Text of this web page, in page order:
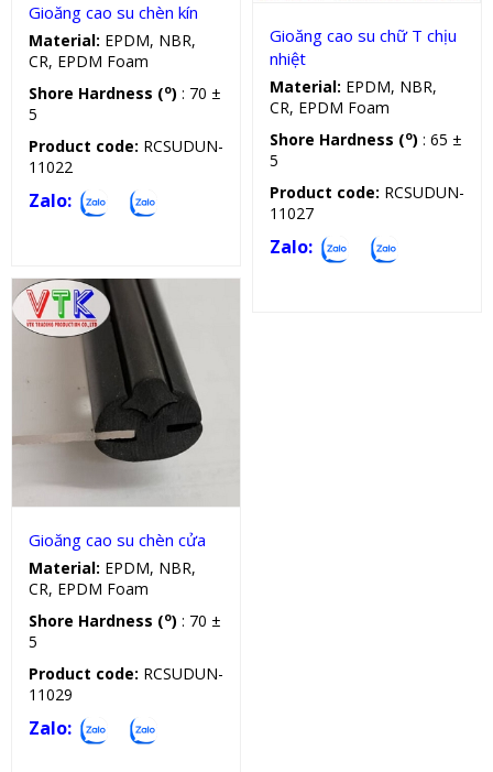
Gioăng cao su chèn kín
Material: EPDM, NBR,
CR, EPDM Foam
Shore Hardness (o) : 70 ±
5
Product code: RCSUDUN-
11022
Zalo:
Gioăng cao su chữ T chịu
nhiệt
Material: EPDM, NBR,
CR, EPDM Foam
Shore Hardness (o) : 65 ±
5
Product code: RCSUDUN-
11027
Zalo:
Ron cao su chữ
Gioăng cao su chèn cửa
Material: EPDM, NBR,
CR, EPDM Foam
Shore Hardness (o) : 70 ±
5
Product code: RCSUDUN-
11029
Zalo: